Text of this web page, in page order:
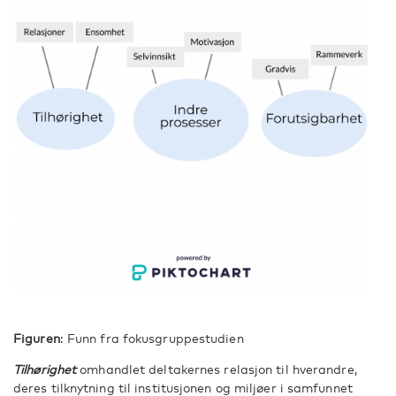
Figuren: Funn fra fokusgruppestudien
Tilhørighetomhandlet deltakernes relasjon til hverandre,
deres tilknytning til institusjonen og miljøer i samfunnet